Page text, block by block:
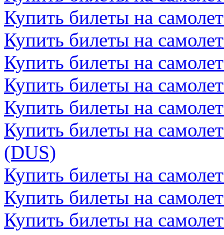
Купить билеты на
Купить билеты на
Купить билеты на
Купить билеты на
Купить билеты на
Купить билеты на
(DUS)
Купить билеты на
Купить билеты на
Купить билеты на